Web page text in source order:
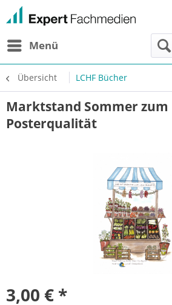
Menü
Übersicht LCHF Bücher
Marktstand Sommer
Posterqualität
3,00 € *